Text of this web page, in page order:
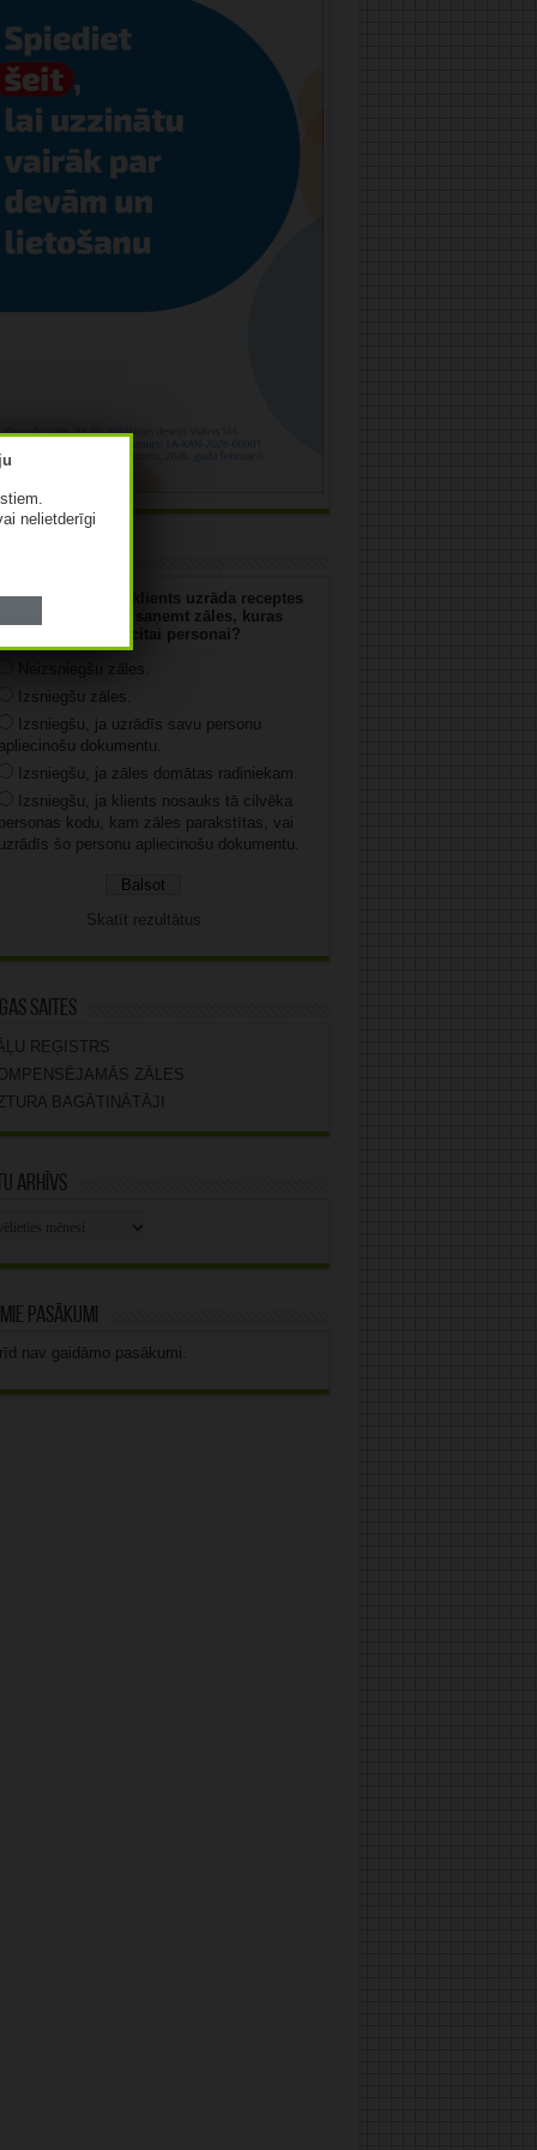
jūs rīkosities, ja klients uzrāda receptes
numuru un vēlas saņemt zāles, kuras
parakstītas citai personai?
Neizsniegšu zāles.
Izsniegšu zāles.
Izsniegšu, ja uzrādīs savu personu
dokumentu.
Izsniegšu, ja zāles domātas radiniekam.
Izsniegšu, ja klients nosauks tā cilvēka
kodu, kam zāles parakstītas, vai
šo personu apliecinošu dokumentu.
Skatīt rezultātus
saites
REĢISTRS
ZĀLES
BAGĀTINĀTĀJI
arhīvs
pasākumi
nav gaidāmo pasākumi.
nelietderīgi